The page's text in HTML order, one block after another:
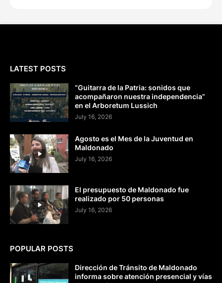
LATEST POSTS
“Guitarra de la Patria: sonidos que
acompañaron nuestra independencia”
en el Arboretum Lussich
July 16, 2026
Agosto es el Mes de la Juventud en
Maldonado
July 16, 2026
El presupuesto de Maldonado fue
realizado por 50 personas
July 16, 2026
POPULAR POSTS
Dirección de Tránsito de Maldonado
informa sobre atención presencial y vías